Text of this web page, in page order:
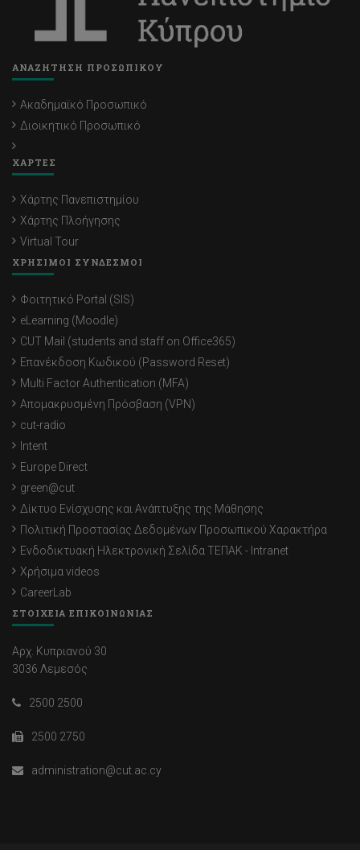
ΑΝΑΖΗΤΗΣΗ ΠΡΟΣΩΠΙΚΟΥ
Ακαδημαϊκό Προσωπικό
Διοικητικό Προσωπικό
ΧΑΡΤΕΣ
Χάρτης Πανεπιστημίου
Χάρτης Πλοήγησης
Virtual Tour
ΧΡΗΣΙΜΟΙ ΣΥΝΔΕΣΜΟΙ
Φοιτητικό Portal (SIS)
eLearning (Moodle)
CUT Mail (students and staff on Office365)
Επανέκδοση Κωδικού (Password Reset)
Multi Factor Authentication (MFA)
Απομακρυσμένη Πρόσβαση (VPN)
cut-radio
Intent
Europe Direct
green@cut
Δίκτυο Ενίσχυσης και Ανάπτυξης της Μάθησης
Πολιτική Προστασίας Δεδομένων Προσωπικού Χαρακτήρα
Ενδοδικτυακή Ηλεκτρονική Σελίδα ΤΕΠΑΚ - Intranet
Χρήσιμα videos
CareerLab
ΣΤΟΙΧΕΙΑ ΕΠΙΚΟΙΝΩΝΙΑΣ
Αρχ. Κυπριανού 30
3036 Λεμεσός
2500 2500
2500 2750
administration@cut.ac.cy